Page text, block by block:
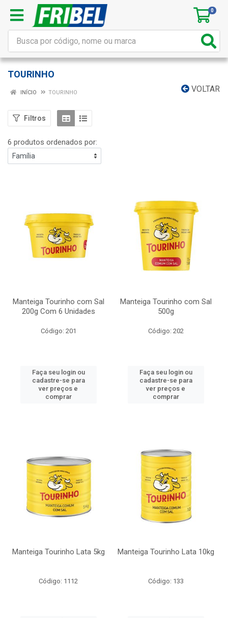
0
TOURINHO
VOLTAR
INÍCIO TOURINHO
Filtros
6 produtos ordenados por:
Manteiga Tourinho com Sal
200g Com 6 Unidades
Código: 201
Faça seu login ou
cadastre-se para
ver preços e
comprar
Manteiga Tourinho com Sal
500g
Código: 202
Faça seu login ou
cadastre-se para
ver preços e
comprar
Manteiga Tourinho Lata 5kg
Código: 1112
Manteiga Tourinho Lata 10kg
Código: 133